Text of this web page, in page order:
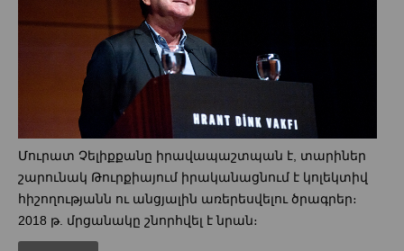
Մուրատ Չելիքքանը իրավապաշտպան է, տարիներ
շարունակ Թուրքիայում իրականացնում է կոլեկտիվ
հիշողությանն ու անցյալին առերեսվելու ծրագրեր։
2018 թ. մրցանակը շնորհվել է նրան։